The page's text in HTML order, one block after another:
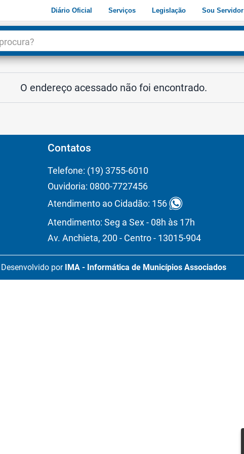
Diário Oficial Serviços Legislação Sou Servidor
O endereço acessado não foi encontrado.
Contatos
Telefone: (19) 3755-6010
Ouvidoria: 0800-7727456
Atendimento ao Cidadão: 156
Atendimento: Seg a Sex - 08h às 17h
Av. Anchieta, 200 - Centro - 13015-904
Desenvolvido por IMA - Informática de Municípios Associados